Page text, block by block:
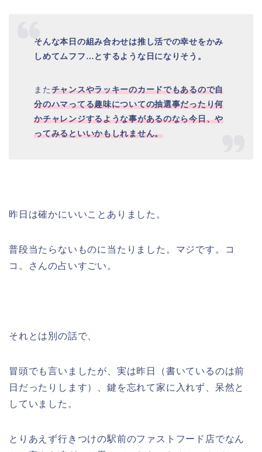
そんな本日の組み合わせは推し活での幸せをかみ
しめてムフフ…とするような日になりそう。
またチャンスやラッキーのカードでもあるので自
分のハマってる趣味についての抽選事だったり何
かチャレンジするような事があるのなら今日、や
ってみるといいかもしれません。
昨日は確かにいいことありました。
普段当たらないものに当たりました。マジです。コ
コ。さんの占いすごい。
それとは別の話で、
冒頭でも言いましたが、実は昨日（書いているのは前
日だったりします）、鍵を忘れて家に入れず、呆然と
していました。
とりあえず行きつけの駅前のファストフード店でなん